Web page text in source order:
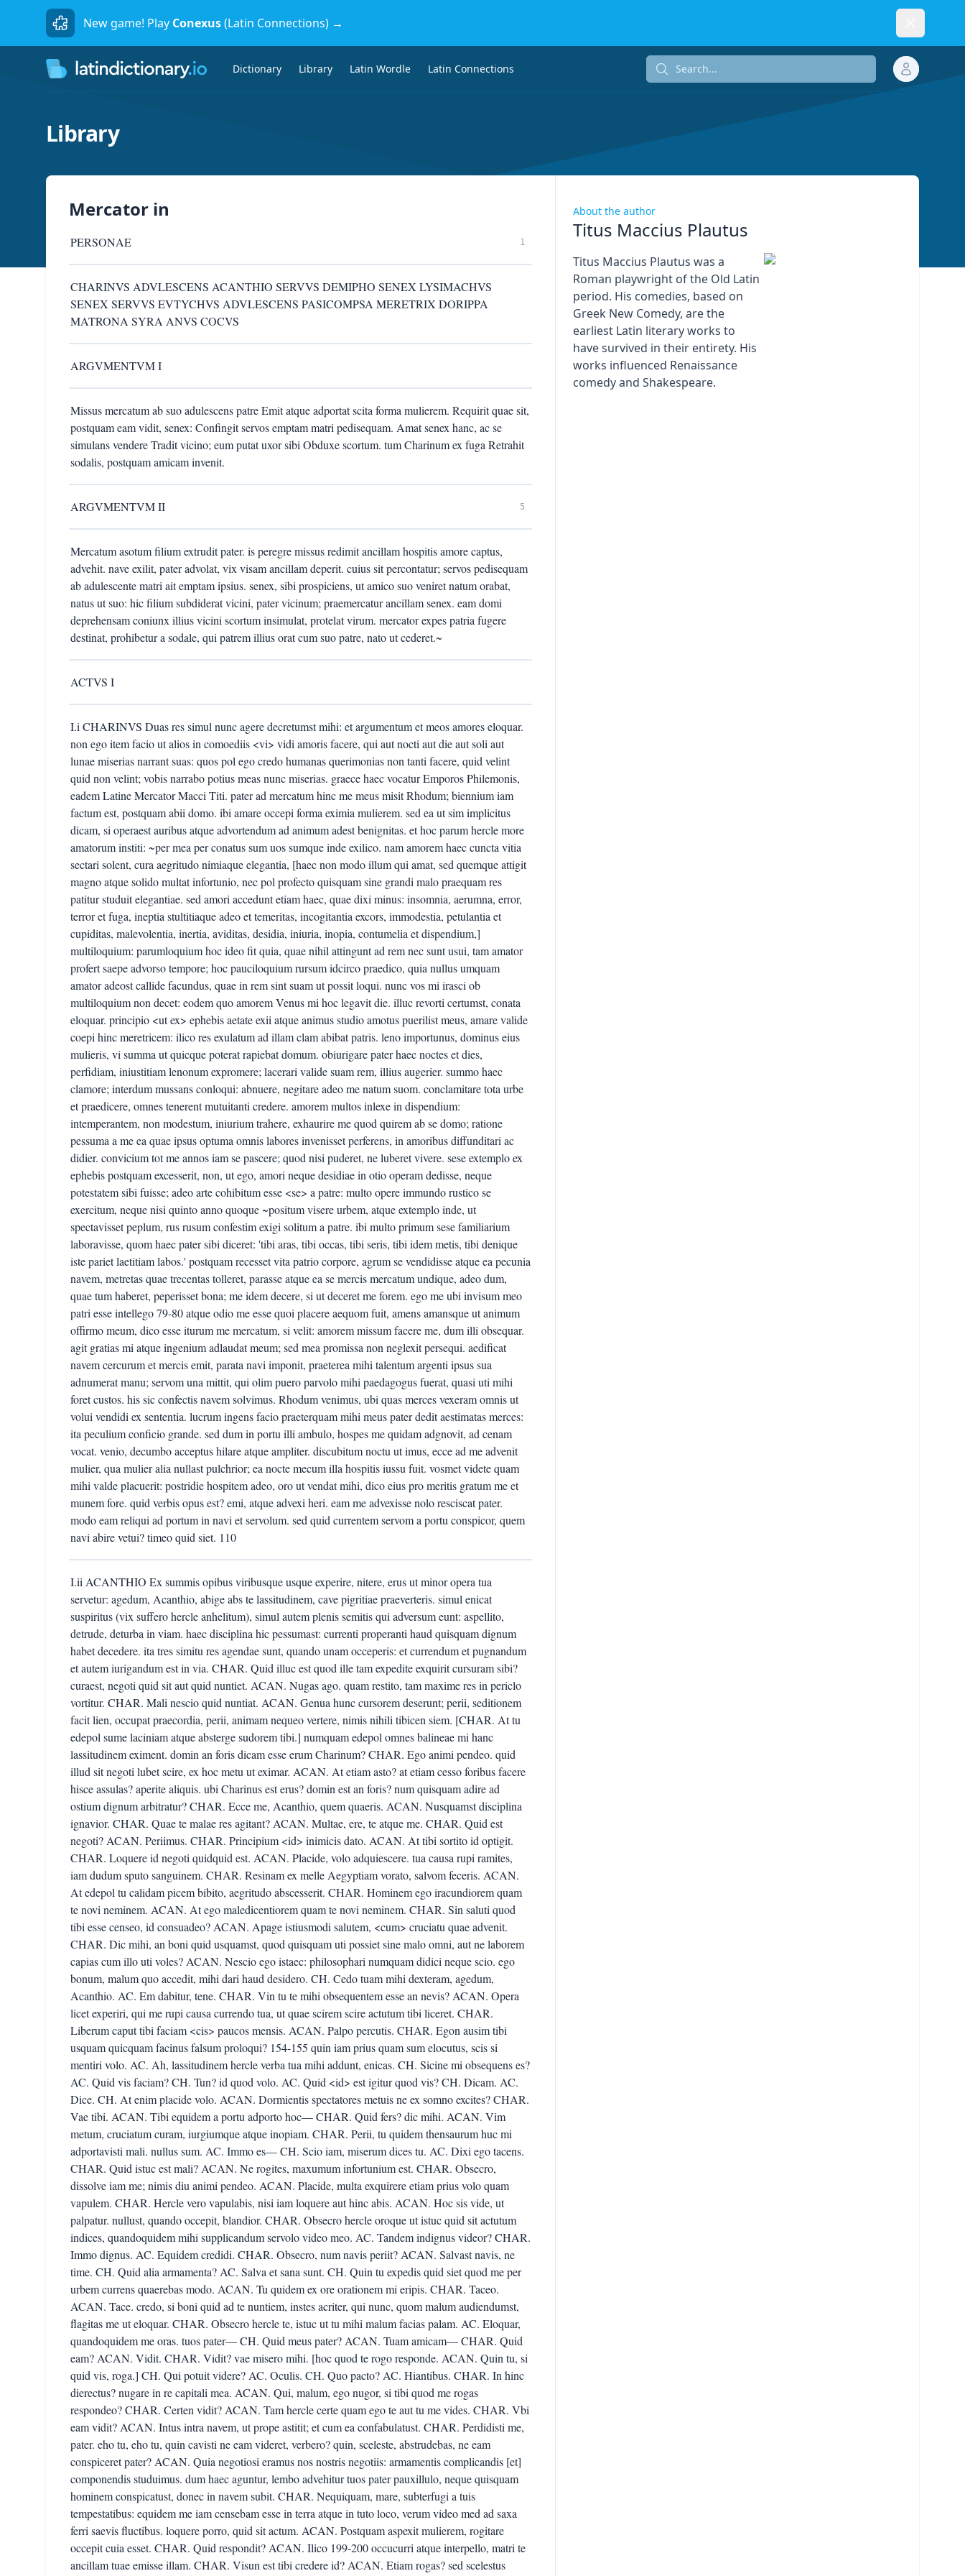
New game! Play Conexus(Latin Connections) →
Dictionary Library Latin Wordle Latin Connections Search...
Library
Mercator in
PERSONAE 1
CHARINVS ADVLESCENS ACANTHIO SERVVS DEMIPHO SENEX LYSIMACHVS
SENEX SERVVS EVTYCHVS ADVLESCENS PASICOMPSA MERETRIX DORIPPA
MATRONA SYRA ANVS COCVS
ARGVMENTVM I
Missus mercatum ab suo adulescens patre Emit atque adportat scita forma mulierem. Requirit quae sit,
postquam eam vidit, senex: Confingit servos emptam matri pedisequam. Amat senex hanc, ac se
simulans vendere Tradit vicino; eum putat uxor sibi Obduxe scortum. tum Charinum ex fuga Retrahit
sodalis, postquam amicam invenit.
ARGVMENTVM II 5
Mercatum asotum filium extrudit pater. is peregre missus redimit ancillam hospitis amore captus,
advehit. nave exilit, pater advolat, vix visam ancillam deperit. cuius sit percontatur; servos pedisequam
ab adulescente matri ait emptam ipsius. senex, sibi prospiciens, ut amico suo veniret natum orabat,
natus ut suo: hic filium subdiderat vicini, pater vicinum; praemercatur ancillam senex. eam domi
deprehensam coniunx illius vicini scortum insimulat, protelat virum. mercator expes patria fugere
destinat, prohibetur a sodale, qui patrem illius orat cum suo patre, nato ut cederet.~
ACTVS I
I.i CHARINVS Duas res simul nunc agere decretumst mihi: et argumentum et meos amores eloquar.
non ego item facio ut alios in comoediis <vi> vidi amoris facere, qui aut nocti aut die aut soli aut
lunae miserias narrant suas: quos pol ego credo humanas querimonias non tanti facere, quid velint
quid non velint; vobis narrabo potius meas nunc miserias. graece haec vocatur Emporos Philemonis,
eadem Latine Mercator Macci Titi. pater ad mercatum hinc me meus misit Rhodum; biennium iam
factum est, postquam abii domo. ibi amare occepi forma eximia mulierem. sed ea ut sim implicitus
dicam, si operaest auribus atque advortendum ad animum adest benignitas. et hoc parum hercle more
amatorum institi: ~per mea per conatus sum uos sumque inde exilico. nam amorem haec cuncta vitia
sectari solent, cura aegritudo nimiaque elegantia, [haec non modo illum qui amat, sed quemque attigit
magno atque solido multat infortunio, nec pol profecto quisquam sine grandi malo praequam res
patitur studuit elegantiae. sed amori accedunt etiam haec, quae dixi minus: insomnia, aerumna, error,
terror et fuga, ineptia stultitiaque adeo et temeritas, incogitantia excors, immodestia, petulantia et
cupiditas, malevolentia, inertia, aviditas, desidia, iniuria, inopia, contumelia et dispendium,]
multiloquium: parumloquium hoc ideo fit quia, quae nihil attingunt ad rem nec sunt usui, tam amator
profert saepe advorso tempore; hoc pauciloquium rursum idcirco praedico, quia nullus umquam
amator adeost callide facundus, quae in rem sint suam ut possit loqui. nunc vos mi irasci ob
multiloquium non decet: eodem quo amorem Venus mi hoc legavit die. illuc revorti certumst, conata
eloquar. principio <ut ex> ephebis aetate exii atque animus studio amotus puerilist meus, amare valide
coepi hinc meretricem: ilico res exulatum ad illam clam abibat patris. leno importunus, dominus eius
mulieris, vi summa ut quicque poterat rapiebat domum. obiurigare pater haec noctes et dies,
perfidiam, iniustitiam lenonum expromere; lacerari valide suam rem, illius augerier. summo haec
clamore; interdum mussans conloqui: abnuere, negitare adeo me natum suom. conclamitare tota urbe
et praedicere, omnes tenerent mutuitanti credere. amorem multos inlexe in dispendium:
intemperantem, non modestum, iniurium trahere, exhaurire me quod quirem ab se domo; ratione
pessuma a me ea quae ipsus optuma omnis labores invenisset perferens, in amoribus diffunditari ac
didier. convicium tot me annos iam se pascere; quod nisi puderet, ne luberet vivere. sese extemplo ex
ephebis postquam excesserit, non, ut ego, amori neque desidiae in otio operam dedisse, neque
potestatem sibi fuisse; adeo arte cohibitum esse <se> a patre: multo opere immundo rustico se
exercitum, neque nisi quinto anno quoque ~positum visere urbem, atque extemplo inde, ut
spectavisset peplum, rus rusum confestim exigi solitum a patre. ibi multo primum sese familiarium
laboravisse, quom haec pater sibi diceret: 'tibi aras, tibi occas, tibi seris, tibi idem metis, tibi denique
iste pariet laetitiam labos.' postquam recesset vita patrio corpore, agrum se vendidisse atque ea pecunia
navem, metretas quae trecentas tolleret, parasse atque ea se mercis mercatum undique, adeo dum,
quae tum haberet, peperisset bona; me idem decere, si ut deceret me forem. ego me ubi invisum meo
patri esse intellego 79-80 atque odio me esse quoi placere aequom fuit, amens amansque ut animum
offirmo meum, dico esse iturum me mercatum, si velit: amorem missum facere me, dum illi obsequar.
agit gratias mi atque ingenium adlaudat meum; sed mea promissa non neglexit persequi. aedificat
navem cercurum et mercis emit, parata navi imponit, praeterea mihi talentum argenti ipsus sua
adnumerat manu; servom una mittit, qui olim puero parvolo mihi paedagogus fuerat, quasi uti mihi
foret custos. his sic confectis navem solvimus. Rhodum venimus, ubi quas merces vexeram omnis ut
volui vendidi ex sententia. lucrum ingens facio praeterquam mihi meus pater dedit aestimatas merces:
ita peculium conficio grande. sed dum in portu illi ambulo, hospes me quidam adgnovit, ad cenam
vocat. venio, decumbo acceptus hilare atque ampliter. discubitum noctu ut imus, ecce ad me advenit
mulier, qua mulier alia nullast pulchrior; ea nocte mecum illa hospitis iussu fuit. vosmet videte quam
mihi valde placuerit: postridie hospitem adeo, oro ut vendat mihi, dico eius pro meritis gratum me et
munem fore. quid verbis opus est? emi, atque advexi heri. eam me advexisse nolo resciscat pater.
modo eam reliqui ad portum in navi et servolum. sed quid currentem servom a portu conspicor, quem
navi abire vetui? timeo quid siet. 110
I.ii ACANTHIO Ex summis opibus viribusque usque experire, nitere, erus ut minor opera tua
servetur: agedum, Acanthio, abige abs te lassitudinem, cave pigritiae praeverteris. simul enicat
suspiritus (vix suffero hercle anhelitum), simul autem plenis semitis qui adversum eunt: aspellito,
detrude, deturba in viam. haec disciplina hic pessumast: currenti properanti haud quisquam dignum
habet decedere. ita tres simitu res agendae sunt, quando unam occeperis: et currendum et pugnandum
et autem iurigandum est in via. CHAR. Quid illuc est quod ille tam expedite exquirit cursuram sibi?
curaest, negoti quid sit aut quid nuntiet. ACAN. Nugas ago. quam restito, tam maxime res in periclo
vortitur. CHAR. Mali nescio quid nuntiat. ACAN. Genua hunc cursorem deserunt; perii, seditionem
facit lien, occupat praecordia, perii, animam nequeo vertere, nimis nihili tibicen siem. [CHAR. At tu
edepol sume laciniam atque absterge sudorem tibi.] numquam edepol omnes balineae mi hanc
lassitudinem eximent. domin an foris dicam esse erum Charinum? CHAR. Ego animi pendeo. quid
illud sit negoti lubet scire, ex hoc metu ut eximar. ACAN. At etiam asto? at etiam cesso foribus facere
hisce assulas? aperite aliquis. ubi Charinus est erus? domin est an foris? num quisquam adire ad
ostium dignum arbitratur? CHAR. Ecce me, Acanthio, quem quaeris. ACAN. Nusquamst disciplina
ignavior. CHAR. Quae te malae res agitant? ACAN. Multae, ere, te atque me. CHAR. Quid est
negoti? ACAN. Periimus. CHAR. Principium <id> inimicis dato. ACAN. At tibi sortito id optigit.
CHAR. Loquere id negoti quidquid est. ACAN. Placide, volo adquiescere. tua causa rupi ramites,
iam dudum sputo sanguinem. CHAR. Resinam ex melle Aegyptiam vorato, salvom feceris. ACAN.
At edepol tu calidam picem bibito, aegritudo abscesserit. CHAR. Hominem ego iracundiorem quam
te novi neminem. ACAN. At ego maledicentiorem quam te novi neminem. CHAR. Sin saluti quod
tibi esse censeo, id consuadeo? ACAN. Apage istiusmodi salutem, <cum> cruciatu quae advenit.
CHAR. Dic mihi, an boni quid usquamst, quod quisquam uti possiet sine malo omni, aut ne laborem
capias cum illo uti voles? ACAN. Nescio ego istaec: philosophari numquam didici neque scio. ego
bonum, malum quo accedit, mihi dari haud desidero. CH. Cedo tuam mihi dexteram, agedum,
Acanthio. AC. Em dabitur, tene. CHAR. Vin tu te mihi obsequentem esse an nevis? ACAN. Opera
licet experiri, qui me rupi causa currendo tua, ut quae scirem scire actutum tibi liceret. CHAR.
Liberum caput tibi faciam <cis> paucos mensis. ACAN. Palpo percutis. CHAR. Egon ausim tibi
usquam quicquam facinus falsum proloqui? 154-155 quin iam prius quam sum elocutus, scis si
mentiri volo. AC. Ah, lassitudinem hercle verba tua mihi addunt, enicas. CH. Sicine mi obsequens es?
AC. Quid vis faciam? CH. Tun? id quod volo. AC. Quid <id> est igitur quod vis? CH. Dicam. AC.
Dice. CH. At enim placide volo. ACAN. Dormientis spectatores metuis ne ex somno excites? CHAR.
Vae tibi. ACAN. Tibi equidem a portu adporto hoc— CHAR. Quid fers? dic mihi. ACAN. Vim
metum, cruciatum curam, iurgiumque atque inopiam. CHAR. Perii, tu quidem thensaurum huc mi
adportavisti mali. nullus sum. AC. Immo es— CH. Scio iam, miserum dices tu. AC. Dixi ego tacens.
CHAR. Quid istuc est mali? ACAN. Ne rogites, maxumum infortunium est. CHAR. Obsecro,
dissolve iam me; nimis diu animi pendeo. ACAN. Placide, multa exquirere etiam prius volo quam
vapulem. CHAR. Hercle vero vapulabis, nisi iam loquere aut hinc abis. ACAN. Hoc sis vide, ut
palpatur. nullust, quando occepit, blandior. CHAR. Obsecro hercle oroque ut istuc quid sit actutum
indices, quandoquidem mihi supplicandum servolo video meo. AC. Tandem indignus videor? CHAR.
Immo dignus. AC. Equidem credidi. CHAR. Obsecro, num navis periit? ACAN. Salvast navis, ne
time. CH. Quid alia armamenta? AC. Salva et sana sunt. CH. Quin tu expedis quid siet quod me per
urbem currens quaerebas modo. ACAN. Tu quidem ex ore orationem mi eripis. CHAR. Taceo.
ACAN. Tace. credo, si boni quid ad te nuntiem, instes acriter, qui nunc, quom malum audiendumst,
flagitas me ut eloquar. CHAR. Obsecro hercle te, istuc ut tu mihi malum facias palam. AC. Eloquar,
quandoquidem me oras. tuos pater— CH. Quid meus pater? ACAN. Tuam amicam— CHAR. Quid
eam? ACAN. Vidit. CHAR. Vidit? vae misero mihi. [hoc quod te rogo responde. ACAN. Quin tu, si
quid vis, roga.] CH. Qui potuit videre? AC. Oculis. CH. Quo pacto? AC. Hiantibus. CHAR. In hinc
dierectus? nugare in re capitali mea. ACAN. Qui, malum, ego nugor, si tibi quod me rogas
respondeo? CHAR. Certen vidit? ACAN. Tam hercle certe quam ego te aut tu me vides. CHAR. Vbi
eam vidit? ACAN. Intus intra navem, ut prope astitit; et cum ea confabulatust. CHAR. Perdidisti me,
pater. eho tu, eho tu, quin cavisti ne eam videret, verbero? quin, sceleste, abstrudebas, ne eam
conspiceret pater? ACAN. Quia negotiosi eramus nos nostris negotiis: armamentis complicandis [et]
componendis studuimus. dum haec aguntur, lembo advehitur tuos pater pauxillulo, neque quisquam
hominem conspicatust, donec in navem subit. CHAR. Nequiquam, mare, subterfugi a tuis
tempestatibus: equidem me iam censebam esse in terra atque in tuto loco, verum video med ad saxa
ferri saevis fluctibus. loquere porro, quid sit actum. ACAN. Postquam aspexit mulierem, rogitare
occepit cuia esset. CHAR. Quid respondit? ACAN. Ilico 199-200 occucurri atque interpello, matri te
ancillam tuae emisse illam. CHAR. Visun est tibi credere id? ACAN. Etiam rogas? sed scelestus
About the author
Titus Maccius Plautus
Titus Maccius Plautus was a
Roman playwright of the Old Latin
period. His comedies, based on
Greek New Comedy, are the
earliest Latin literary works to
have survived in their entirety. His
works influenced Renaissance
comedy and Shakespeare.